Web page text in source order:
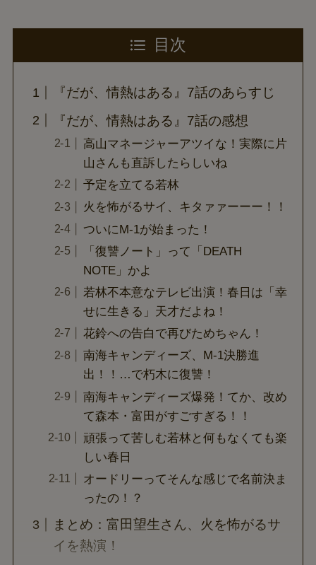
目次
『だが、情熱はある』7話のあらすじ
『だが、情熱はある』7話の感想
高山マネージャーアツイな！実際に片
山さんも直訴したらしいね
予定を立てる若林
火を怖がるサイ、キタァァーーー！！
ついにM-1が始まった！
「復讐ノート」って「DEATH
NOTE」かよ
若林不本意なテレビ出演！春日は「幸
せに生きる」天才だよね！
花鈴への告白で再びためちゃん！
南海キャンディーズ、M-1決勝進
出！！…で朽木に復讐！
南海キャンディーズ爆発！てか、改め
て森本・富田がすごすぎる！！
頑張って苦しむ若林と何もなくても楽
しい春日
オードリーってそんな感じで名前決ま
ったの！？
まとめ：富田望生さん、火を怖がるサ
イを熱演！